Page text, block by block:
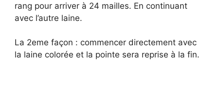
rang pour arriver à 24 mailles. En continuant
avec l’autre laine.
La 2eme façon : commencer directement avec
la laine colorée et la pointe sera reprise à la fin.